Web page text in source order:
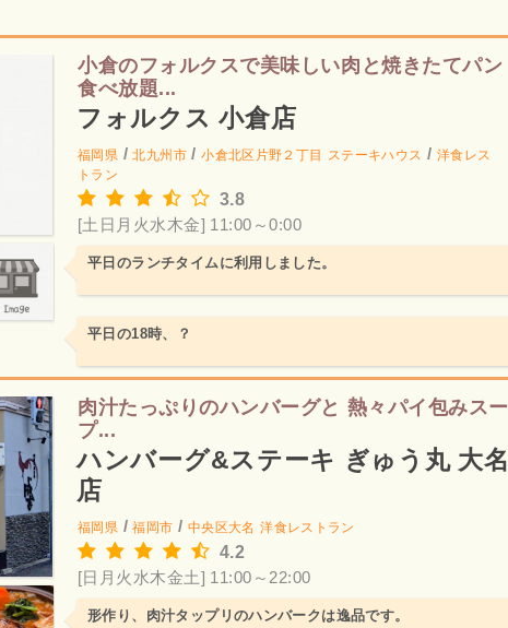
小倉のフォルクスで美味しい肉と焼きたてパン
食べ放題...
フォルクス 小倉店
福岡県 /北九州市/小倉北区片野２丁目 ステーキハウス / 洋食レス
トラン
3.8
[土日月火水木金] 11:00～0:00
平日のランチタイムに利用しました。
平日の18時、？
肉汁たっぷりのハンバーグと 熱々パイ包みスー
プ...
ハンバーグ&ステーキ ぎゅう丸 大名
店
福岡県 /福岡市 / 中央区大名 洋食レストラン
4.2
[日月火水木金土] 11:00～22:00
形作り、肉汁タップリのハンバークは逸品です。